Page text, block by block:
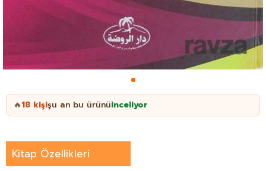
🔥18 kişişu an bu ürünüinceliyor
Kitap Özellikleri